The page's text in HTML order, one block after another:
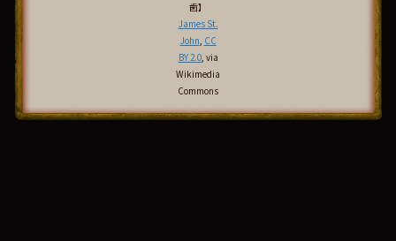
歯】
James St.
John, CC
BY 2.0, via
Wikimedia
Commons